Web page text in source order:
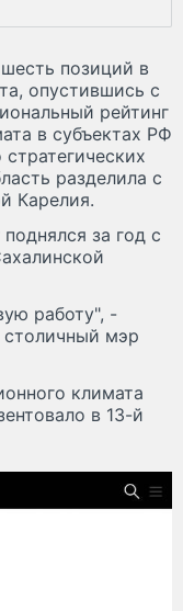
позиций в
опустившись с
рейтинг
в субъектах РФ
разделила с
Карелия.
за год с
работу", -
мэр
климата
в 13-й